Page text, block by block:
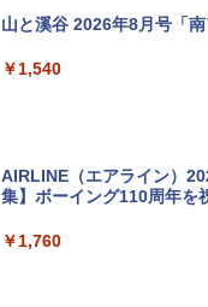
山と溪谷 2026年8月号「南
￥1,540
AIRLINE（エアライン）
集】ボーイング110周年を
￥1,760